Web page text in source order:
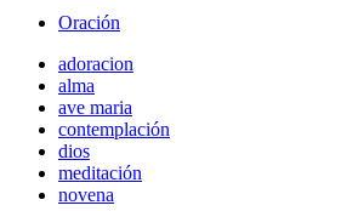
Oración
adoracion
alma
ave maria
contemplación
dios
meditación
novena